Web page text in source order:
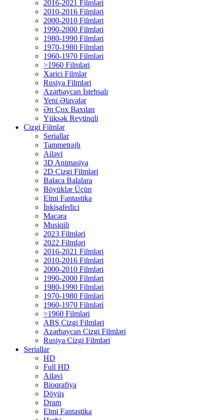
2016-2021 Filmləri
2010-2016 Filmləri
2000-2010 Filmləri
1990-2000 Filmləri
1980-1990 Filmləri
1970-1980 Filmləri
1960-1970 Filmləri
>1960 Filmləri
Xarici Filmlər
Rusiya Filmləri
Azərbaycan İstehsalı
Yeni Əlavələr
Ən Çox Baxılan
Yüksək Reytinqli
Cizgi Filmlər
Seriallar
Tammetrajlı
Ailəvi
3D Animasiya
2D Cizgi Filmləri
Balaca Balalara
Böyüklər Üçün
Elmi Fantastika
İnkişafedici
Macəra
Musiqili
2023 Filmləri
2022 Filmləri
2016-2021 Filmləri
2010-2016 Filmləri
2000-2010 Filmləri
1990-2000 Filmləri
1980-1990 Filmləri
1970-1980 Filmləri
1960-1970 Filmləri
>1960 Filmləri
ABŞ Cizgi Filmləri
Azərbaycan Cizgi Filmləri
Rusiya Cizgi Filmləri
Seriallar
HD
Full HD
Ailəvi
Bioqrafiya
Döyüş
Dram
Elmi Fantastika